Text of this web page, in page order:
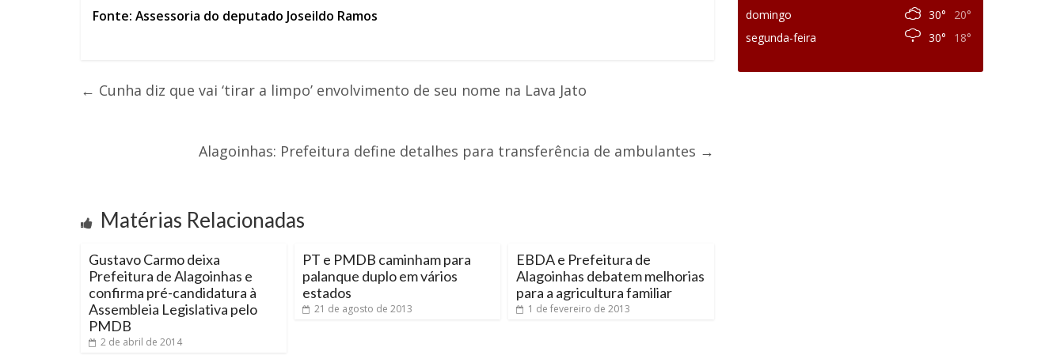
Fonte: Assessoria do deputado Joseildo Ramos
← Cunha diz que vai ‘tirar a limpo’ envolvimento de seu nome na Lava Jato
Alagoinhas: Prefeitura define detalhes para transferência de ambulantes →
Matérias Relacionadas
Gustavo Carmo deixa
Prefeitura de Alagoinhas e
confirma pré-candidatura à
Assembleia Legislativa pelo
PMDB
2 de abril de 2014
PT e PMDB caminham para
palanque duplo em vários
estados
21 de agosto de 2013
EBDA e Prefeitura de
Alagoinhas debatem melhorias
para a agricultura familiar
1 de fevereiro de 2013
domingo
30°
20°
segunda-feira
30° 18°